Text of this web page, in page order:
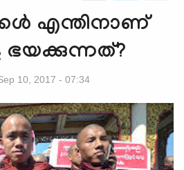
എന്തിനാണ്
ഭയക്കുന്നത്?
10, 2017 - 07:34